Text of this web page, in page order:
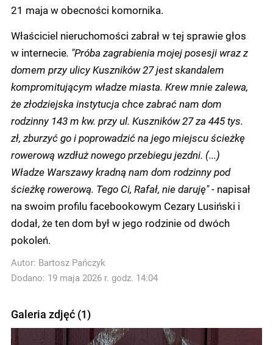
21 maja w obecności komornika.
Właściciel nieruchomości zabrał w tej sprawie głos
w internecie. "Próba zagrabienia mojej posesji wraz z
domem przy ulicy Kuszników 27 jest skandalem
kompromitującym władze miasta. Krew mnie zalewa,
że złodziejska instytucja chce zabrać nam dom
rodzinny 143 m kw. przy ul. Kuszników 27 za 445 tys.
zł, zburzyć go i poprowadzić na jego miejscu ścieżkę
rowerową wzdłuż nowego przebiegu jezdni. (...)
Władze Warszawy kradną nam dom rodzinny pod
ścieżkę rowerową. Tego Ci, Rafał, nie daruję"- napisał
na swoim profilu facebookowym Cezary Lusiński i
dodał, że ten dom był w jego rodzinie od dwóch
pokoleń.
Autor: Bartosz Pańczyk
Dodano: 19 maja 2026 r. godz. 14:04
Galeria zdjęć (1)